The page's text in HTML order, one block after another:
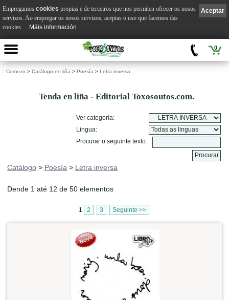
0
:: Comezo > Catálogo en liña > Poesía > Letra inversa
Tenda en liña - Editorial Toxosoutos.com.
Ver categoría:
Lingua:
Procurar o seguinte texto:
Catálogo > Poesía > Letra inversa
Dende 1 até 12 de 50 elementos
1 2 3 Seguinte >>
Aceptar
Empregamos cookies propias e de terceiros que nos permiten ofrecer os nosos
servizos. Ao empregar os nosos servizos, aceptas o uso que facemos das
cookies.
Máis información